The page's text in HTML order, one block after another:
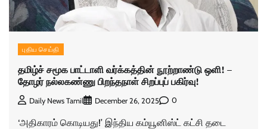
புதிய செய்தி
தமிழ்ச் சமூக பாட்டாளி வர்க்கத்தின் நூற்றாண்டு ஒளி! –
தோழர் நல்லகண்ணு பிறந்தநாள் சிறப்புப் பகிர்வு!
Daily News Tamil December 26, 2025 0
‘அதிகாரம் கொடியது!’ இந்திய கம்யூனிஸ்ட் கட்சி தடை